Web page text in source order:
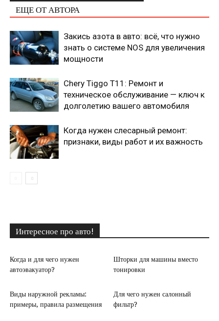
ЕЩЕ ОТ АВТОРА
Закись азота в авто: всё, что нужно
знать о системе NOS для увеличения
мощности
Chery Tiggo T11: Ремонт и
техническое обслуживание — ключ к
долголетию вашего автомобиля
Когда нужен слесарный ремонт:
признаки, виды работ и их важность
Интересное про авто!
Когда и для чего нужен
автоэвакуатор?
Шторки для машины вместо
тонировки
Виды наружной рекламы:
примеры, правила размещения
Для чего нужен салонный
фильтр?